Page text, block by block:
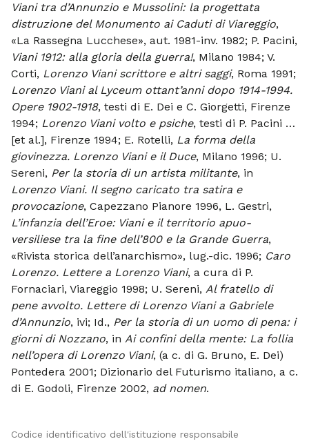
Viani tra d’Annunzio e Mussolini: la progettata
distruzione del Monumento ai Caduti di Viareggio,
«La Rassegna Lucchese», aut. 1981-inv. 1982; P. Pacini,
Viani 1912: alla gloria della guerra!, Milano 1984; V.
Corti, Lorenzo Viani scrittore e altri saggi, Roma 1991;
Lorenzo Viani al Lyceum ottant’anni dopo 1914-1994.
Opere 1902-1918, testi di E. Dei e C. Giorgetti, Firenze
1994; Lorenzo Viani volto e psiche, testi di P. Pacini …
[et al.], Firenze 1994; E. Rotelli, La forma della
giovinezza. Lorenzo Viani e il Duce, Milano 1996; U.
Sereni, Per la storia di un artista militante, in
Lorenzo Viani. Il segno caricato tra satira e
provocazione, Capezzano Pianore 1996, L. Gestri,
L’infanzia dell’Eroe: Viani e il territorio apuo-
versiliese tra la fine dell’800 e la Grande Guerra,
«Rivista storica dell’anarchismo», lug.-dic. 1996; Caro
Lorenzo. Lettere a Lorenzo Viani, a cura di P.
Fornaciari, Viareggio 1998; U. Sereni, Al fratello di
pene avvolto. Lettere di Lorenzo Viani a Gabriele
d’Annunzio, ivi; Id., Per la storia di un uomo di pena: i
giorni di Nozzano, in Ai confini della mente: La follia
nell’opera di Lorenzo Viani, (a c. di G. Bruno, E. Dei)
Pontedera 2001; Dizionario del Futurismo italiano, a c.
di E. Godoli, Firenze 2002, ad nomen.
Codice identificativo dell'istituzione responsabile